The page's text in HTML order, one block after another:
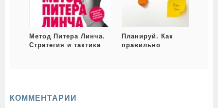
Метод Питера Линча.
Стратегия и тактика
Планируй. Как
правильно
КОММЕНТАРИИ